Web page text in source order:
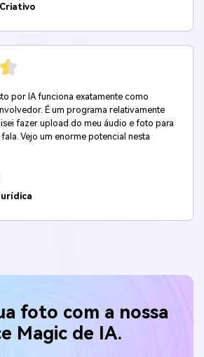
por IA funciona exatamente como
É um programa relativamente
fazer upload do meu áudio e foto para
Vejo um enorme potencial nesta
foto com a nossa
Magic de IA.